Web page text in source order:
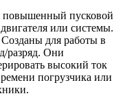
повышенный пусковой
или системы.
Созданы для работы в
разряд. Они
высокий ток
погрузчика или